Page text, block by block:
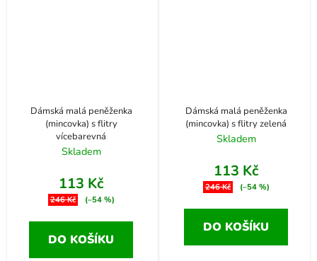
Dámská malá peněženka
(mincovka) s flitry
vícebarevná
Skladem
113 Kč
246 Kč (–54 %)
DO KOŠÍKU
Dámská malá peněženka
(mincovka) s flitry zelená
Skladem
113 Kč
246 Kč (–54 %)
DO KOŠÍKU